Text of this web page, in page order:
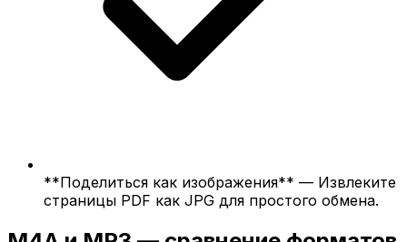
**Поделиться как изображения** — Извлеките
страницы PDF как JPG для простого обмена.